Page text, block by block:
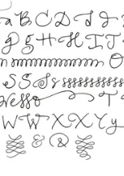
&
les pays
les pays
les pays